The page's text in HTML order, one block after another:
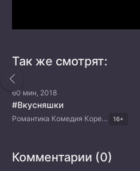
Так же смотрят:
60 мин, 2018
#Вкусняшки
Романтика Комедия Корейские дорамы 16+
Комментарии (0)